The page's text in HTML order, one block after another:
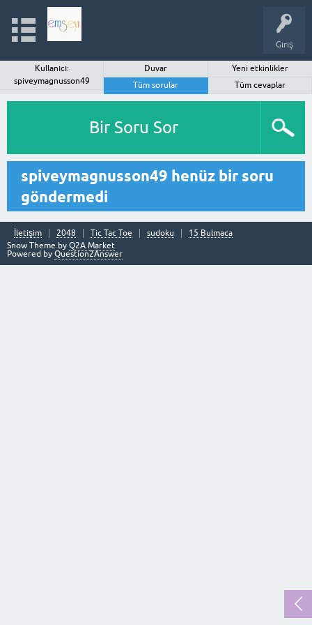
Giriş
Kullanıcı:
spiveymagnusson49
Duvar
Yeni etkinlikler
Tüm sorular
Tüm cevaplar
Bir Soru Sor
spiveymagnusson49 henüz bir soru
göndermedi
İletişim 2048 Tic Tac Toe sudoku
15 Bulmaca
Snow Theme by Q2A Market
Powered by Question2Answer